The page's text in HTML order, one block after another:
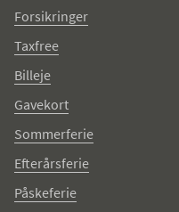
Forsikringer
Taxfree
Billeje
Gavekort
Sommerferie
Efterårsferie
Påskeferie